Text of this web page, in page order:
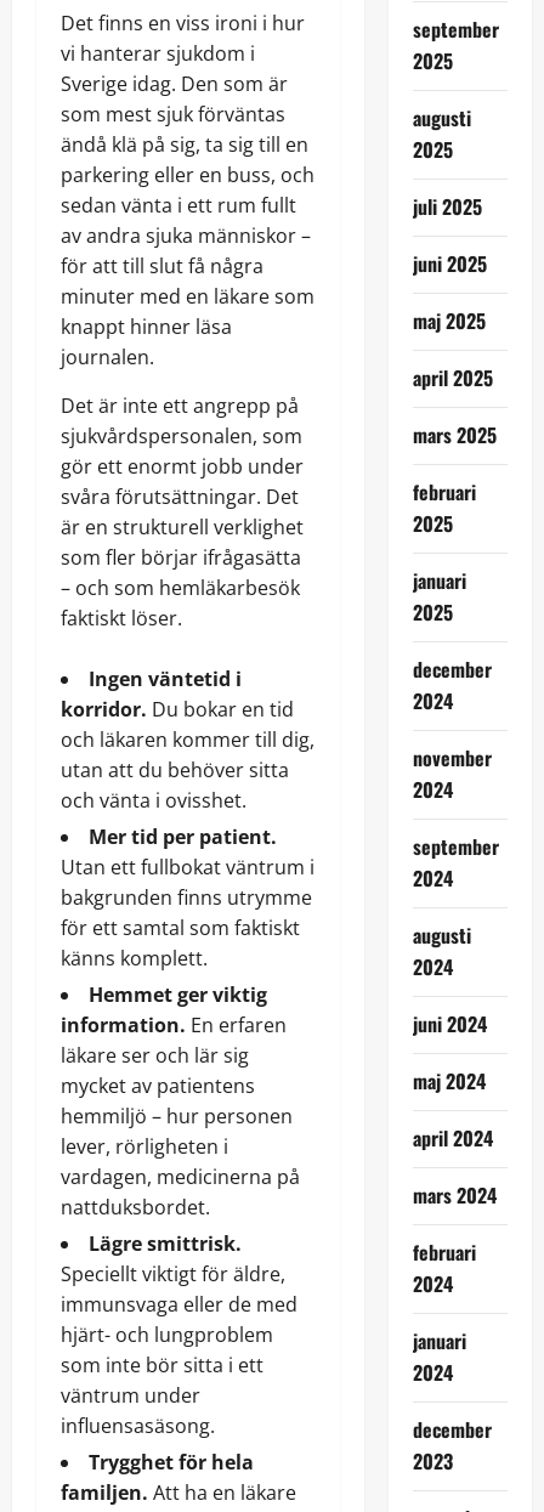
Det finns en viss ironi i hur
vi hanterar sjukdom i
Sverige idag. Den som är
som mest sjuk förväntas
ändå klä på sig, ta sig till en
parkering eller en buss, och
sedan vänta i ett rum fullt
av andra sjuka människor –
för att till slut få några
minuter med en läkare som
knappt hinner läsa
journalen.
Det är inte ett angrepp på
sjukvårdspersonalen, som
gör ett enormt jobb under
svåra förutsättningar. Det
är en strukturell verklighet
som fler börjar ifrågasätta
– och som hemläkarbesök
faktiskt löser.
Ingen väntetid i
korridor. Du bokar en tid
och läkaren kommer till dig,
utan att du behöver sitta
och vänta i ovisshet.
Mer tid per patient.
Utan ett fullbokat väntrum i
bakgrunden finns utrymme
för ett samtal som faktiskt
känns komplett.
Hemmet ger viktig
information. En erfaren
läkare ser och lär sig
mycket av patientens
hemmiljö – hur personen
lever, rörligheten i
vardagen, medicinerna på
nattduksbordet.
Lägre smittrisk.
Speciellt viktigt för äldre,
immunsvaga eller de med
hjärt- och lungproblem
som inte bör sitta i ett
väntrum under
influensasäsong.
Trygghet för hela
familjen. Att ha en läkare
september
2025
augusti
2025
juli 2025
juni 2025
maj 2025
april 2025
mars 2025
februari
2025
januari
2025
december
2024
november
2024
september
2024
augusti
2024
juni 2024
maj 2024
april 2024
mars 2024
februari
2024
januari
2024
december
2023